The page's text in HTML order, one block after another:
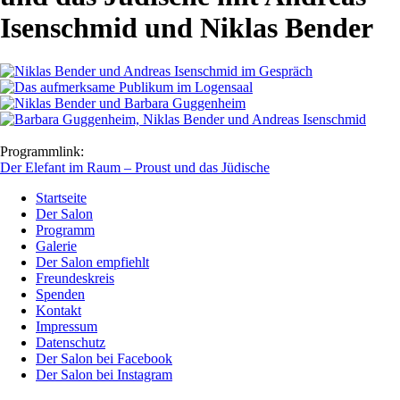
Isenschmid und Niklas Bender
Programmlink:
Der Elefant im Raum – Proust und das Jüdische
Startseite
Der Salon
Programm
Galerie
Der Salon empfiehlt
Freundeskreis
Spenden
Kontakt
Impressum
Datenschutz
Der Salon bei Facebook
Der Salon bei Instagram